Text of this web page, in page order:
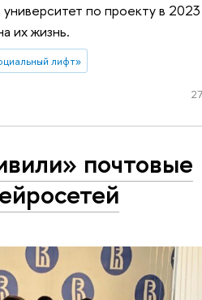
по проекту в 2023
их жизнь.
лифт»
почтовые